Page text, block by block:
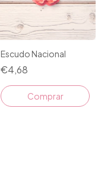
Escudo Nacional
€4,68
Comprar